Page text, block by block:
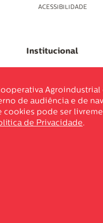
ACESSIBILIDADE
Institucional
de audiência e de
cookies pode ser
de Privacidade.